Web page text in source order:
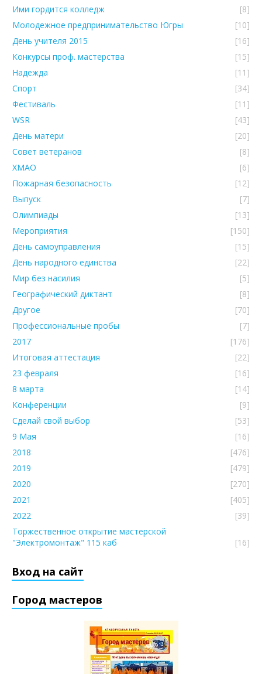
Ими гордится колледж
[8]
Молодежное предпринимательство Югры
[10]
День учителя 2015
[16]
Конкурсы проф. мастерства
[15]
Надежда
[11]
Спорт
[34]
Фестиваль
[11]
WSR
[43]
День матери
[20]
Совет ветеранов
[8]
ХМАО
[6]
Пожарная безопасность
[12]
Выпуск
[7]
Олимпиады
[13]
Мероприятия
[150]
День самоуправления
[15]
День народного единства
[22]
Мир без насилия
[5]
Географический диктант
[8]
Другое
[70]
Профессиональные пробы
[7]
2017
[176]
Итоговая аттестация
[22]
23 февраля
[16]
8 марта
[14]
Конференции
[9]
Сделай свой выбор
[53]
9 Мая
[16]
2018
[476]
2019
[479]
2020
[270]
2021
[405]
2022
[39]
Торжественное открытие мастерской
"Электромонтаж" 115 каб
[16]
Вход на сайт
Город мастеров